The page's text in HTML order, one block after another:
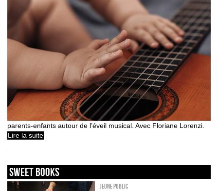
parents-enfants autour de l’éveil musical. Avec Floriane Lorenzi.
Lire la suite
sweet books
Jeune public